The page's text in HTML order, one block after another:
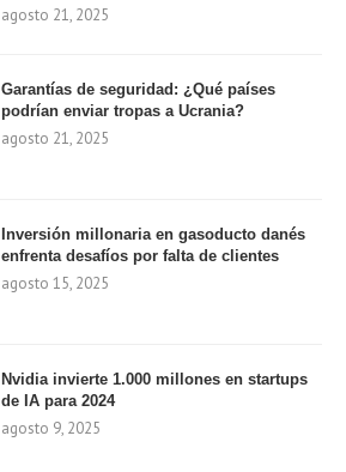
agosto 21, 2025
Garantías de seguridad: ¿Qué países
podrían enviar tropas a Ucrania?
agosto 21, 2025
Inversión millonaria en gasoducto danés
enfrenta desafíos por falta de clientes
agosto 15, 2025
Nvidia invierte 1.000 millones en startups
de IA para 2024
agosto 9, 2025